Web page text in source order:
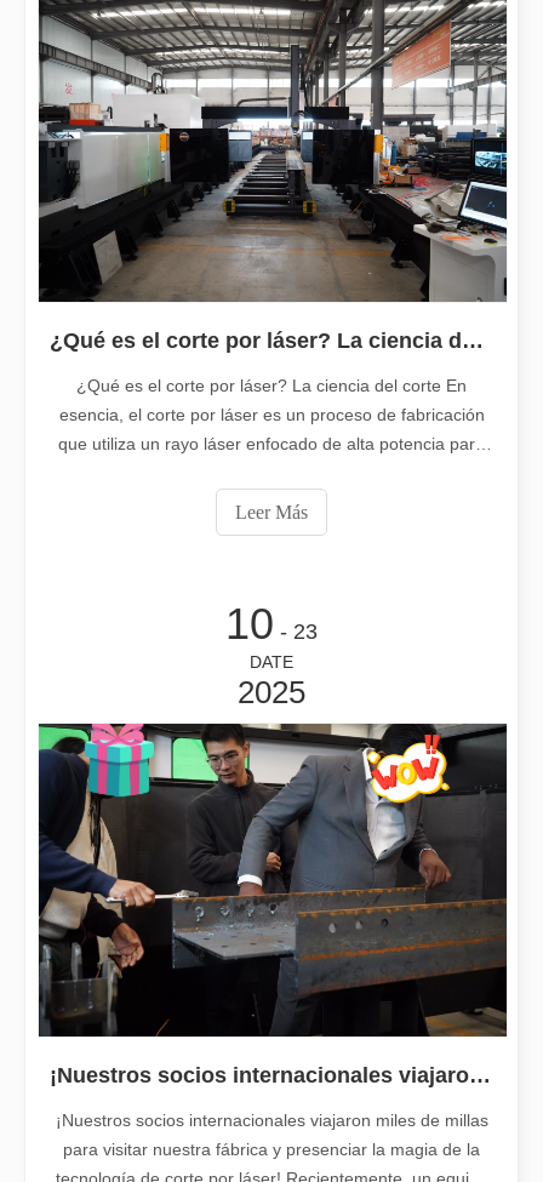
¿Cuánto cuesta una cortadora láser? ¿Cómo elegir la mejor?
Las máquinas de corte por láser son una herramienta
2025-10-31
¿Es caro el dispositivo de soldadura láser? ¿Cómo comprar uno rentable?
2025-10-23
¡Nuestros socios internacionales viajaron miles de kilómetros para visitar nuestra fábrica y presenciar la magia de la tecnología de corte por láser!
¡Nuestros socios internacionales viajaron miles de millas para
¿Qué es el corte por láser? La ciencia de la rebanada
¿Qué es el corte por láser? La ciencia del corte En
esencia, el corte por láser es un proceso de fabricación
que utiliza un rayo láser enfocado de alta potencia para
diferencia de los métodos tradicionales que dependen de
la fuerza mecánica y herramientas físicas, el corte por
Leer Más
10 - 23
DATE
2025
¡Nuestros socios internacionales viajaron miles de kilómetros para visitar nuestra fábrica y presenciar la magia de la tecnología de corte por láser!
¡Nuestros socios internacionales viajaron miles de millas
para visitar nuestra fábrica y presenciar la magia de la